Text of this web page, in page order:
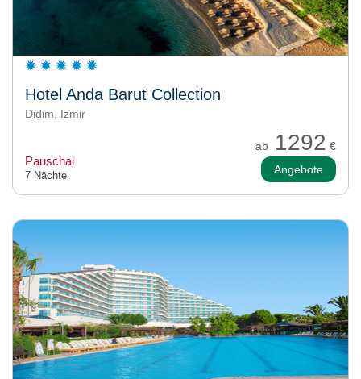
Hotel Anda Barut Collection
Didim, Izmir
ab 1292 €
Pauschal
7 Nächte Angebote